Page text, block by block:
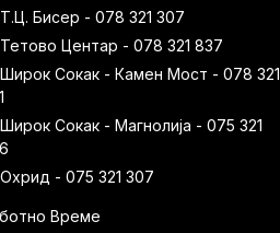
Бисер - 078 321 307
Центар - 078 321 837
Сокак - Камен Мост - 078 321
Сокак - Магнолија - 075 321
- 075 321 307
Време